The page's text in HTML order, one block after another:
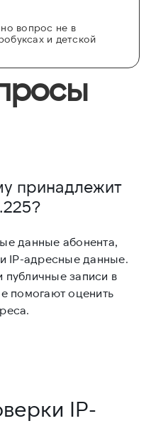
вопрос не в
и детской
принадлежит
?
данные абонента,
IP-адресные данные.
записи в
помогают оценить
IP-